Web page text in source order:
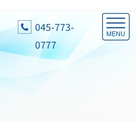
045-773-
0777